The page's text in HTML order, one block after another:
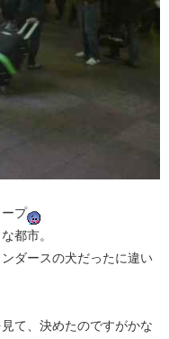
プ
都市。
ダースの犬だったに違い
て、決めたのですがかな